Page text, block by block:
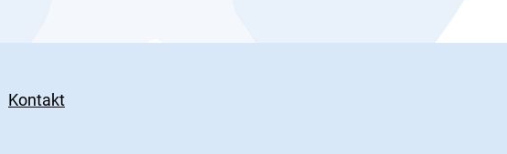
Kontakt